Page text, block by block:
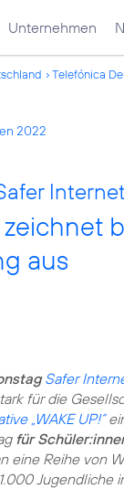
Unternehmen
Telefónica
2022
aus
Safer
für die
„WAKE UP!“
für
eine Reihe von
Jugendliche